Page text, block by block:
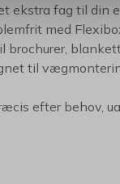
ekstra fag til din
med
brochurer,
til
efter behov,